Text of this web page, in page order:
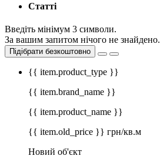
Статті
Введіть мінімум 3 символи.
За вашим запитом нічого не знайдено.
Підібрати безкоштовно
{{ item.product_type }}
{{ item.brand_name }}
{{ item.product_name }}
{{ item.old_price }} грн/кв.м
Новий об'єкт